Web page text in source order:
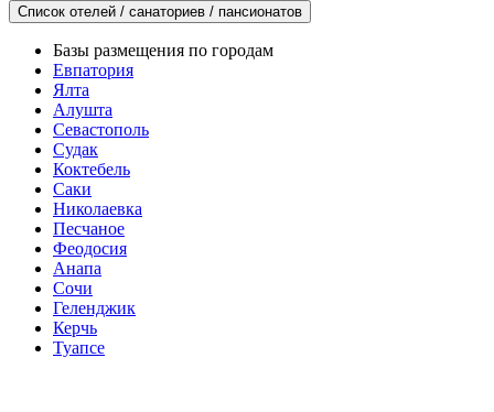
Список отелей / санаториев / пансионатов
Базы размещения по городам
Евпатория
Ялта
Алушта
Севастополь
Судак
Коктебель
Саки
Николаевка
Песчаное
Феодосия
Анапа
Сочи
Геленджик
Керчь
Туапсе